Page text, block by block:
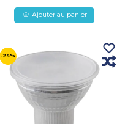
Ajouter au panier
-24%